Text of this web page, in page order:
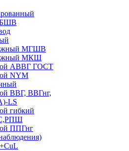
МГШВ
МКШ
АВВГ ГОСТ
NYM
ВВГ, ВВГнг,
LS
гибкий
ППГнг